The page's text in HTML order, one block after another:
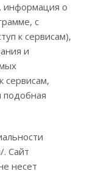
информация о
с
к сервисам),
и
сервисам,
подобная
Сайт
несет